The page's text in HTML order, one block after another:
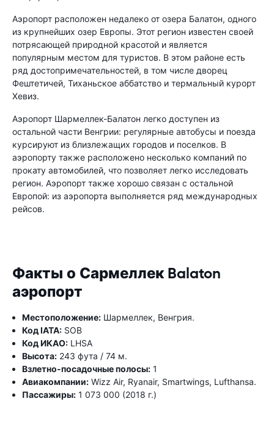
Аэропорт расположен недалеко от озера Балатон, одного
из крупнейших озер Европы. Этот регион известен своей
потрясающей природной красотой и является
популярным местом для туристов. В этом районе есть
ряд достопримечательностей, в том числе дворец
Фештетичей, Тиханьское аббатство и термальный курорт
Хевиз.
Аэропорт Шармеллек-Балатон легко доступен из
остальной части Венгрии: регулярные автобусы и поезда
курсируют из близлежащих городов и поселков. В
аэропорту также расположено несколько компаний по
прокату автомобилей, что позволяет легко исследовать
регион. Аэропорт также хорошо связан с остальной
Европой: из аэропорта выполняется ряд международных
рейсов.
Факты о Сармеллек Balaton
аэропорт
Местоположение: Шармеллек, Венгрия.
Код IATA: SOB
Код ИКАО: LHSA
Высота: 243 фута / 74 м.
Взлетно-посадочные полосы: 1
Авиакомпании: Wizz Air, Ryanair, Smartwings, Lufthansa.
Пассажиры: 1 073 000 (2018 г.)